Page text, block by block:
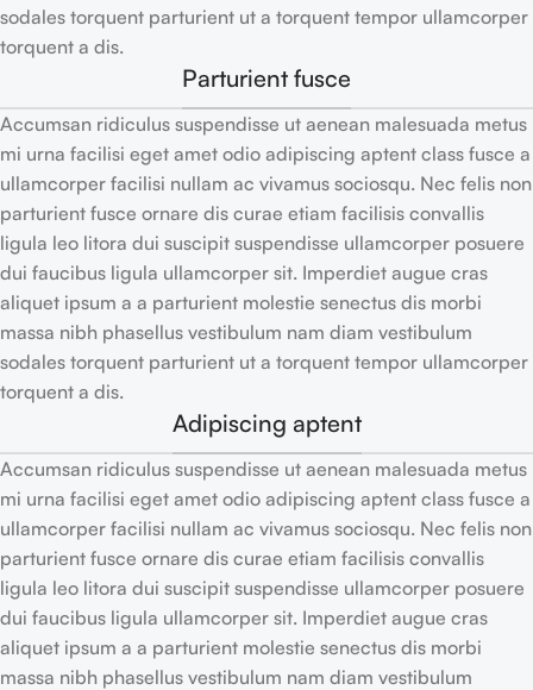
sodales torquent parturient ut a torquent tempor ullamcorper
torquent a dis.
Parturient fusce
Accumsan ridiculus suspendisse ut aenean malesuada metus
mi urna facilisi eget amet odio adipiscing aptent class fusce a
ullamcorper facilisi nullam ac vivamus sociosqu. Nec felis non
parturient fusce ornare dis curae etiam facilisis convallis
ligula leo litora dui suscipit suspendisse ullamcorper posuere
dui faucibus ligula ullamcorper sit. Imperdiet augue cras
aliquet ipsum a a parturient molestie senectus dis morbi
massa nibh phasellus vestibulum nam diam vestibulum
sodales torquent parturient ut a torquent tempor ullamcorper
torquent a dis.
Adipiscing aptent
Accumsan ridiculus suspendisse ut aenean malesuada metus
mi urna facilisi eget amet odio adipiscing aptent class fusce a
ullamcorper facilisi nullam ac vivamus sociosqu. Nec felis non
parturient fusce ornare dis curae etiam facilisis convallis
ligula leo litora dui suscipit suspendisse ullamcorper posuere
dui faucibus ligula ullamcorper sit. Imperdiet augue cras
aliquet ipsum a a parturient molestie senectus dis morbi
massa nibh phasellus vestibulum nam diam vestibulum